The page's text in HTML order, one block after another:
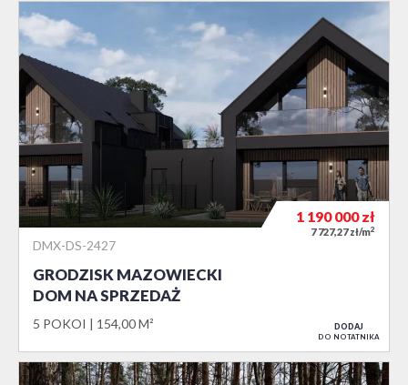
DMX-DS-2427
GRODZISK MAZOWIECKI
DOM NA SPRZEDAŻ
5 POKOI 154,00 M²
1 190 000zł
7 727,27 zł/m2
DODAJ
DO NOTATNIKA